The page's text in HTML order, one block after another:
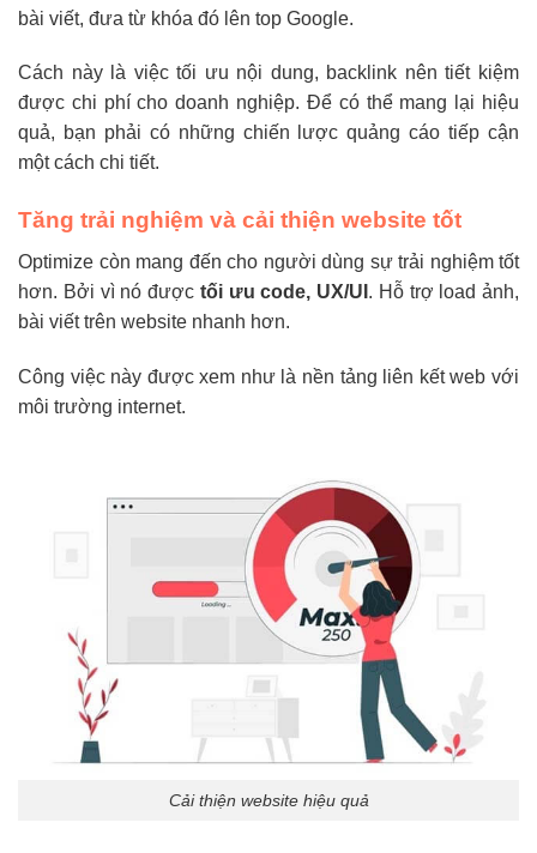
bài viết, đưa từ khóa đó lên top Google.
Cách này là việc tối ưu nội dung, backlink nên tiết kiệm
được chi phí cho doanh nghiệp. Để có thể mang lại hiệu
quả, bạn phải có những chiến lược quảng cáo tiếp cận
một cách chi tiết.
Tăng trải nghiệm và cải thiện website tốt
Optimize còn mang đến cho người dùng sự trải nghiệm tốt
hơn. Bởi vì nó được tối ưu code, UX/UI . Hỗ trợ load ảnh,
bài viết trên website nhanh hơn.
Công việc này được xem như là nền tảng liên kết web với
môi trường internet.
Cải thiện website hiệu quả